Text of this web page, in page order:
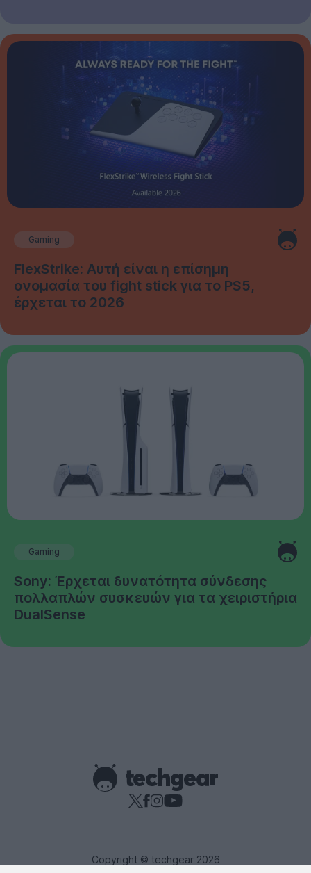
Gaming
FlexStrike: Αυτή είναι η επίσημη
ονομασία του fight stick για το PS5,
έρχεται το 2026
Gaming
Sony: Έρχεται δυνατότητα σύνδεσης
πολλαπλών συσκευών για τα χειριστήρια
DualSense
Copyright © techgear 2026